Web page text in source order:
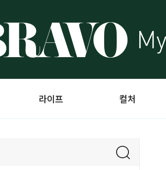
라이프 컬처